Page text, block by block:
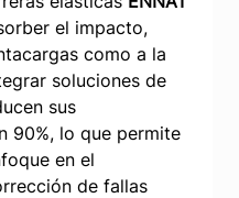
el impacto,
como a la
soluciones de
sus
90%, lo que permite
en el
de fallas